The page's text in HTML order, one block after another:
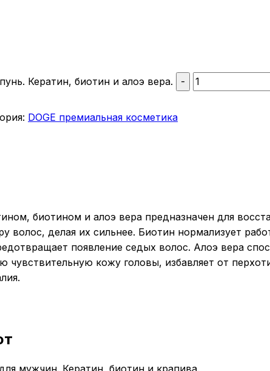
Кератин, биотин и алоэ вера.
-
DOGE премиальная косметика
биотином и алоэ вера предназначен для
волос, делая их сильнее. Биотин нормализует
появление седых волос. Алоэ вера
чувствительную кожу головы, избавляет от